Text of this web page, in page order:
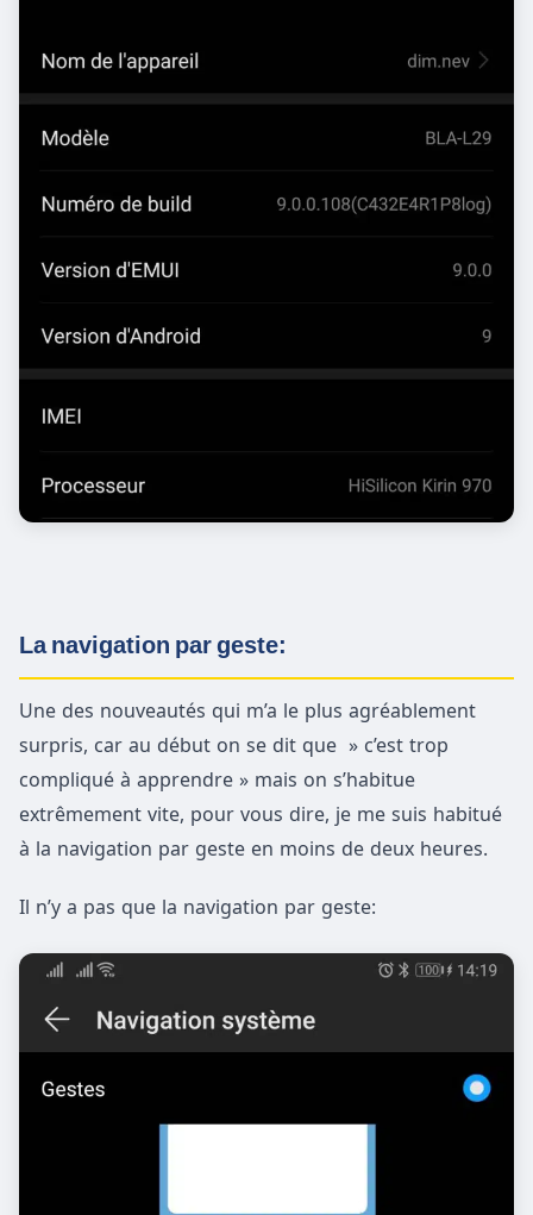
La navigation par geste:
Une des nouveautés qui m’a le plus agréablement
surpris, car au début on se dit que » c’est trop
compliqué à apprendre » mais on s’habitue
extrêmement vite, pour vous dire, je me suis habitué
à la navigation par geste en moins de deux heures.
Il n’y a pas que la navigation par geste: